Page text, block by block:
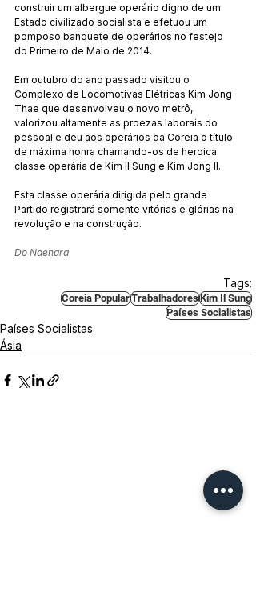
construir um albergue operário digno de um
Estado civilizado socialista e efetuou um
pomposo banquete de operários no festejo
do Primeiro de Maio de 2014.
Em outubro do ano passado visitou o
Complexo de Locomotivas Elétricas Kim Jong
Thae que desenvolveu o novo metrô,
valorizou altamente as proezas laborais do
pessoal e deu aos operários da Coreia o título
de máxima honra chamando-os de heroica
classe operária de Kim Il Sung e Kim Jong Il.
Esta classe operária dirigida pelo grande
Partido registrará somente vitórias e glórias na
revolução e na construção.
Do Naenara
Tags:
Coreia PopularTrabalhadoresKim Il Sung
Países Socialistas
Países Socialistas
Ásia